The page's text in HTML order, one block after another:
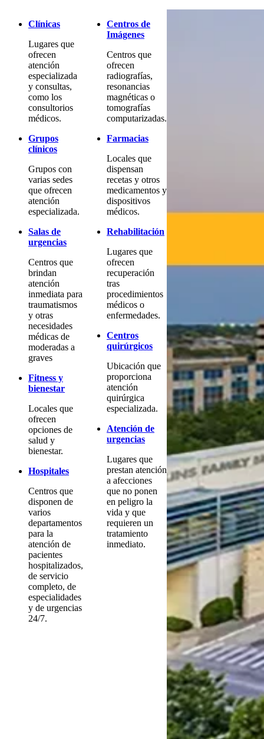
Clínicas
Lugares que
ofrecen
atención
especializada
y consultas,
como los
consultorios
médicos.
Grupos
clínicos
Grupos con
varias sedes
que ofrecen
atención
especializada.
Salas de
urgencias
Centros que
brindan
atención
inmediata para
traumatismos
y otras
necesidades
médicas de
moderadas a
graves
Fitness y
bienestar
Locales que
ofrecen
opciones de
salud y
bienestar.
Hospitales
Centros que
disponen de
varios
departamentos
para la
atención de
pacientes
hospitalizados,
de servicio
completo, de
especialidades
y de urgencias
24/7.
Centros de
Imágenes
Centros que
ofrecen
radiografías,
resonancias
magnéticas o
tomografías
computarizadas.
Farmacias
Locales que
dispensan
recetas y otros
medicamentos y
dispositivos
médicos.
Rehabilitación
Lugares que
ofrecen
recuperación
tras
procedimientos
médicos o
enfermedades.
Centros
quirúrgicos
Ubicación que
proporciona
atención
quirúrgica
especializada.
Atención de
urgencias
Lugares que
prestan atención
a afecciones
que no ponen
en peligro la
vida y que
requieren un
tratamiento
inmediato.